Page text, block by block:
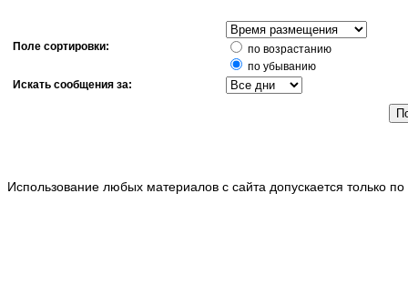
Поле сортировки:
по возрастанию
по убыванию
Искать сообщения за:
Использование любых материалов с сайта допускается только